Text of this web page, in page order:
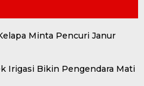
Minta Pencuri Janur
Irigasi Bikin Pengendara Mati